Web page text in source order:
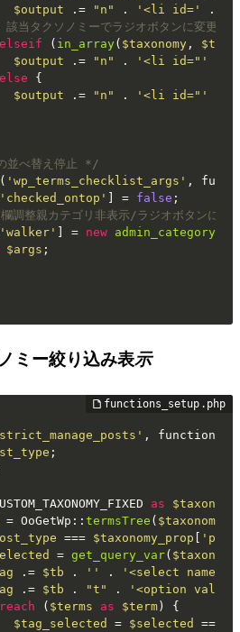
$output .= "n" . '<li id=' .
当タクソノミーでラジオボタンに変更
elseif ( in_array ( $taxonomy ,
$output .= "n" . '<li id="'
else {
$output .= "n" . '<li id="'
並べ替え停止 */
( 'wp_terms_checklist_args' ,
'checked_ontop' ] = false ;
調整親カテゴリ非表示/ラジオボタンに変
'walker' ] = new
$args ;
ミー絞り込み表示
, function
;
as $taxonomy
= OoGetWp :: termsTree ( $taxonomy
=== $taxonomy_prop
= get_query_var( $taxonomy
.= $tb . '' . '<select name="'
.= $tb . "t" .
'<option
( $terms as $term) {
$tag_selected = $selected ===